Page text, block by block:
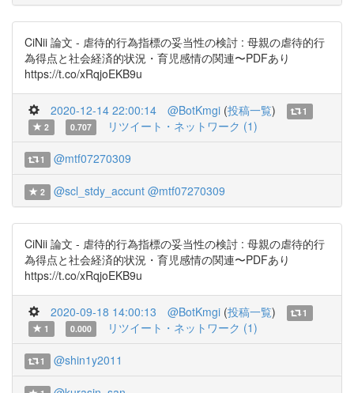
CiNii 論文 - 虐待的行為指標の妥当性の検討 : 母親の虐待的行
為得点と社会経済的状況・育児感情の関連〜PDFあり
https://t.co/xRqjoEKB9u
2020-12-14 22:00:14 @BotKmgi (投稿一覧)
1
2
0.707 リツイート・ネットワーク (1)
1 @mtf07270309
2 @scl_stdy_accunt @mtf07270309
CiNii 論文 - 虐待的行為指標の妥当性の検討 : 母親の虐待的行
為得点と社会経済的状況・育児感情の関連〜PDFあり
https://t.co/xRqjoEKB9u
2020-09-18 14:00:13 @BotKmgi (投稿一覧)
1
1
0.000 リツイート・ネットワーク (1)
1 @shin1y2011